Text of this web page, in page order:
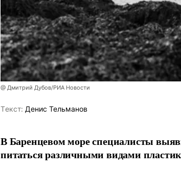
@ Дмитрий Дубов/РИА Новости
Tекст: Денис Тельманов
В Баренцевом море специалисты
питаться различными видами